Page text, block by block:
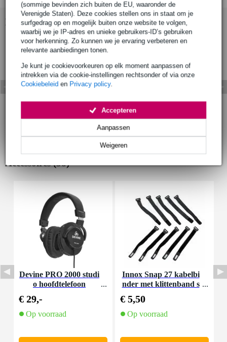
(sommige bevinden zich buiten de EU, waaronder de
Verenigde Staten). Deze cookies stellen ons in staat om je
surfgedrag op en mogelijk buiten onze website te volgen,
waarbij we je IP-adres en unieke gebruikers-ID’s gebruiken
voor herkenning. Zo kunnen we je ervaring verbeteren en
relevante aanbiedingen tonen.
Je kunt je cookievoorkeuren op elk moment aanpassen of
intrekken via de cookie-instellingen rechtsonder of via onze
Cookiebeleid en Privacy policy.
Weigeren
Aanpassen
Accepteren
Bekijk ook eens (1)
Accessoires (58)
Devine PRO 2000 studi
o hoofdtelefoon
€ 29,-
Op voorraad
Innox Snap 27 kabelbi
nder met klittenband s
€ 5,50
Op voorraad